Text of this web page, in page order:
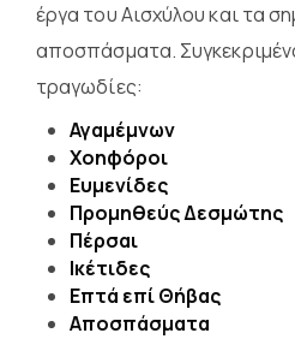
έργα του Αισχύλου και τα
αποσπάσματα.
τραγωδίες:
Αγαμέμνων
Χοηφόροι
Ευμενίδες
Προμηθεύς Δεσμώτης
Πέρσαι
Ικέτιδες
Επτά επί Θήβας
Αποσπάσματα